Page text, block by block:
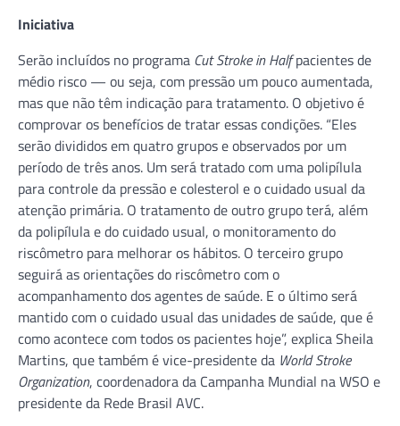
Iniciativa
Serão incluídos no programa Cut Stroke in Halfpacientes de
médio risco — ou seja, com pressão um pouco aumentada,
mas que não têm indicação para tratamento. O objetivo é
comprovar os benefícios de tratar essas condições. “Eles
serão divididos em quatro grupos e observados por um
período de três anos. Um será tratado com uma polipílula
para controle da pressão e colesterol e o cuidado usual da
atenção primária. O tratamento de outro grupo terá, além
da polipílula e do cuidado usual, o monitoramento do
riscômetro para melhorar os hábitos. O terceiro grupo
seguirá as orientações do riscômetro com o
acompanhamento dos agentes de saúde. E o último será
mantido com o cuidado usual das unidades de saúde, que é
como acontece com todos os pacientes hoje”, explica Sheila
Martins, que também é vice-presidente da World Stroke
Organization, coordenadora da Campanha Mundial na WSO e
presidente da Rede Brasil AVC.